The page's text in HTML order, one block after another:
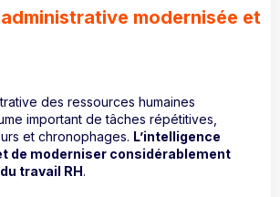
modernisée et
des ressources humaines
important de tâches répétitives,
et chronophages. L’intelligence
de moderniser considérablement
travail RH.